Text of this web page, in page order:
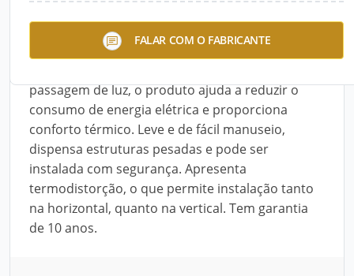
FALAR COM O FABRICANTE
Com 14 anos de experiência na produção de
telhas translúcidas a Luxtel lança sua nova linha
passagem de luz, o produto ajuda a reduzir o
consumo de energia elétrica e proporciona
conforto térmico. Leve e de fácil manuseio,
dispensa estruturas pesadas e pode ser
instalada com segurança. Apresenta
termodistorção, o que permite instalação tanto
na horizontal, quanto na vertical. Tem garantia
de 10 anos.